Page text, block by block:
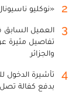
2 «نوكليو
3
العميل
تفاصيل مثيرة
والجزائر
4
بدفع كفالة تصل إلى 20